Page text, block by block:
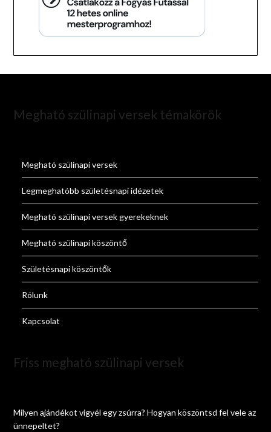
Megható szülinapi versek témakörök
Megható szülinapi versek
Legmeghatóbb születésnapi idézetek
Megható szülinapi versek gyerekeknek
Megható szülinapi köszöntő
Születésnapi köszöntők
Rólunk
Kapcsolat
Friss megható szülinapi versek
Milyen ajándékot vigyél egy zsúrra? Hogyan köszöntsd fel vele az
ünnepeltet?